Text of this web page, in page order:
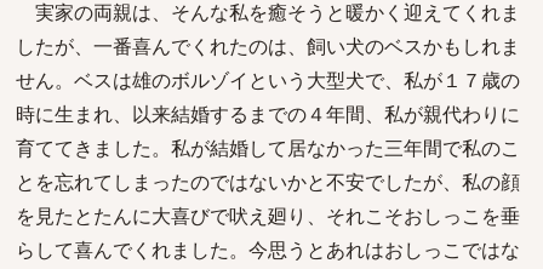
実家の両親は、そんな私を癒そうと暖かく迎えてくれま
したが、一番喜んでくれたのは、飼い犬のベスかもしれま
せん。ベスは雄のボルゾイという大型犬で、私が１７歳の
時に生まれ、以来結婚するまでの４年間、私が親代わりに
育ててきました。私が結婚して居なかった三年間で私のこ
とを忘れてしまったのではないかと不安でしたが、私の顔
を見たとたんに大喜びで吠え廻り、それこそおしっこを垂
らして喜んでくれました。今思うとあれはおしっこではな